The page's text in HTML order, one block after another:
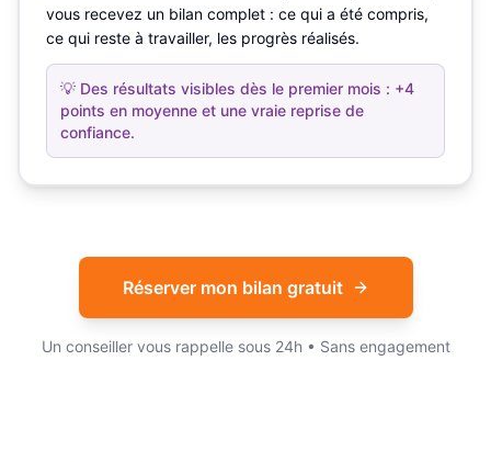
vous recevez un bilan complet : ce qui a été compris,
ce qui reste à travailler, les progrès réalisés.
💡 Des résultats visibles dès le premier mois : +4
points en moyenne et une vraie reprise de
confiance.
Réserver mon bilan gratuit
Un conseiller vous rappelle sous 24h • Sans engagement